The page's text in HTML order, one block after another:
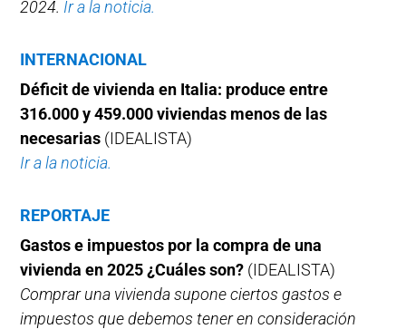
2024. Ir a la noticia.
INTERNACIONAL
Déficit de vivienda en Italia: produce entre
316.000 y 459.000 viviendas menos de las
necesarias (IDEALISTA)
Ir a la noticia.
REPORTAJE
Gastos e impuestos por la compra de una
vivienda en 2025 ¿Cuáles son? (IDEALISTA)
Comprar una vivienda supone ciertos gastos e
impuestos que debemos tener en consideración